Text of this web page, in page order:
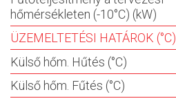
hőmérsékleten (-10°C) (kW)
ÜZEMELTETÉSI HATÁROK (°C)
Külső hőm. Hűtés (°C)
Külső hőm. Fűtés (°C)